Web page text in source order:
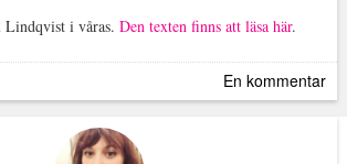
Lindqvist i våras. Den texten finns att läsa här.
En kommentar